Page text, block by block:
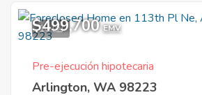
10
$499,700 EMV
Pre-ejecución hipotecaria
Arlington, WA 98223